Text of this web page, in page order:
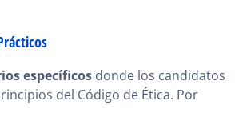
específicos donde los candidatos
del Código de Ética. Por